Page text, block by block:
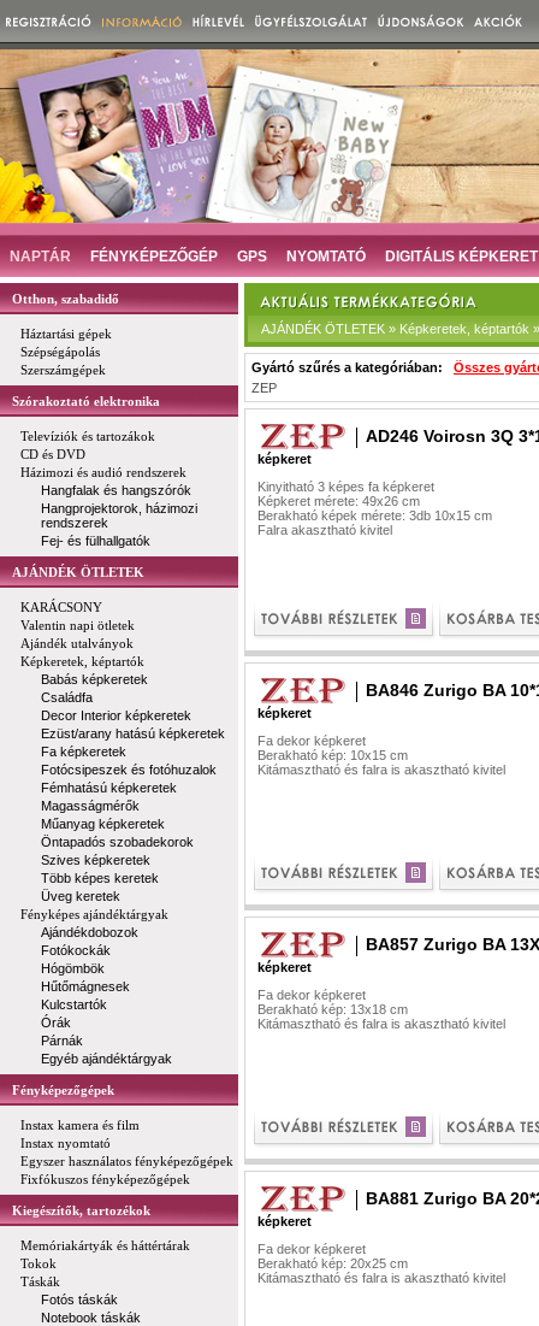
NAPTÁR FÉNYKÉPEZŐGÉP GPS NYOMTATÓ DIGITÁLIS KÉPKERET
Otthon, szabadidő
Háztartási gépek
Szépségápolás
Szerszámgépek
Szórakoztató elektronika
Televíziók és tartozákok
CD és DVD
Házimozi és audió rendszerek
Hangfalak és hangszórók
Hangprojektorok, házimozi
rendszerek
Fej- és fülhallgatók
AJÁNDÉK ÖTLETEK
KARÁCSONY
Valentin napi ötletek
Ajándék utalványok
Képkeretek, képtartók
Babás képkeretek
Családfa
Decor Interior képkeretek
Ezüst/arany hatású képkeretek
Fa képkeretek
Fotócsipeszek és fotóhuzalok
Fémhatású képkeretek
Magasságmérők
Műanyag képkeretek
Öntapadós szobadekorok
Szives képkeretek
Több képes keretek
Üveg keretek
Fényképes ajándéktárgyak
Ajándékdobozok
Fotókockák
Hógömbök
Hűtőmágnesek
Kulcstartók
Órák
Párnák
Egyéb ajándéktárgyak
Fényképezőgépek
Instax kamera és film
Instax nyomtató
Egyszer használatos fényképezőgépek
Fixfókuszos fényképezőgépek
Kiegészítők, tartozékok
Memóriakártyák és háttértárak
Tokok
Táskák
Fotós táskák
Notebook táskák
AJÁNDÉK ÖTLETEK » Képkeretek, képtartók
Gyártó szűrés a kategóriában: Összes
ZEP
AD246 Voirosn 3Q
képkeret
Kinyitható 3 képes fa képkeret
Képkeret mérete: 49x26 cm
Berakható képek mérete: 3db 10x15 cm
Falra akasztható kivitel
BA846 Zurigo BA
képkeret
Fa dekor képkeret
Berakható kép: 10x15 cm
Kitámasztható és falra is akasztható kivitel
BA857 Zurigo BA
képkeret
Fa dekor képkeret
Berakható kép: 13x18 cm
Kitámasztható és falra is akasztható kivitel
BA881 Zurigo BA
képkeret
Fa dekor képkeret
Berakható kép: 20x25 cm
Kitámasztható és falra is akasztható kivitel